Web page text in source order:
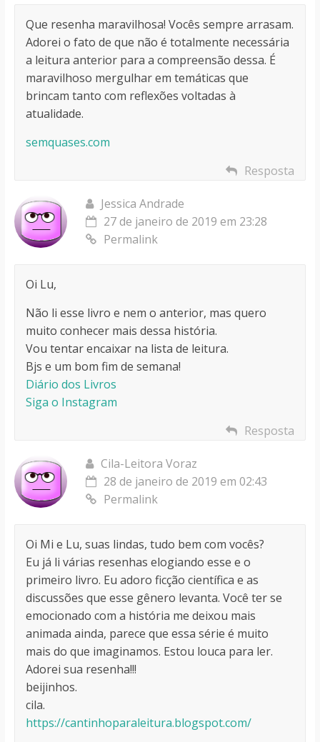
Que resenha maravilhosa! Vocês sempre arrasam.
Adorei o fato de que não é totalmente necessária
a leitura anterior para a compreensão dessa. É
maravilhoso mergulhar em temáticas que
brincam tanto com reflexões voltadas à
atualidade.
semquases.com
Resposta
Jessica Andrade
27 de janeiro de 2019 em 23:28
Permalink
Oi Lu,
Não li esse livro e nem o anterior, mas quero
muito conhecer mais dessa história.
Vou tentar encaixar na lista de leitura.
Bjs e um bom fim de semana!
Diário dos Livros
Siga o Instagram
Resposta
Cila-Leitora Voraz
28 de janeiro de 2019 em 02:43
Permalink
Oi Mi e Lu, suas lindas, tudo bem com vocês?
Eu já li várias resenhas elogiando esse e o
primeiro livro. Eu adoro ficção científica e as
discussões que esse gênero levanta. Você ter se
emocionado com a história me deixou mais
animada ainda, parece que essa série é muito
mais do que imaginamos. Estou louca para ler.
Adorei sua resenha!!!
beijinhos.
cila.
https://cantinhoparaleitura.blogspot.com/